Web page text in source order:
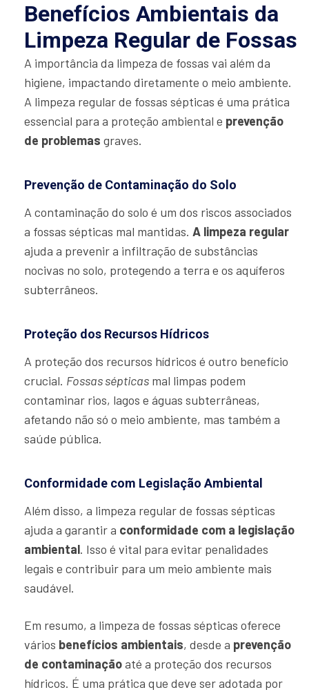
Benefícios Ambientais da
Limpeza Regular de Fossas
A importância da limpeza de fossas vai além da
higiene, impactando diretamente o meio ambiente.
A limpeza regular de fossas sépticas é uma prática
essencial para a proteção ambiental e prevenção
de problemas graves.
Prevenção de Contaminação do Solo
A contaminação do solo é um dos riscos associados
a fossas sépticas mal mantidas. A limpeza regular
ajuda a prevenir a infiltração de substâncias
nocivas no solo, protegendo a terra e os aquíferos
subterrâneos.
Proteção dos Recursos Hídricos
A proteção dos recursos hídricos é outro benefício
crucial. Fossas sépticas mal limpas podem
contaminar rios, lagos e águas subterrâneas,
afetando não só o meio ambiente, mas também a
saúde pública.
Conformidade com Legislação Ambiental
Além disso, a limpeza regular de fossas sépticas
ajuda a garantir a conformidade com a legislação
ambiental. Isso é vital para evitar penalidades
legais e contribuir para um meio ambiente mais
saudável.
Em resumo, a limpeza de fossas sépticas oferece
vários benefícios ambientais, desde a prevenção
de contaminaçãoaté a proteção dos recursos
hídricos. É uma prática que deve ser adotada por